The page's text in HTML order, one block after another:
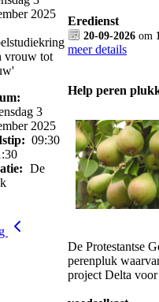
2025
vrouw tot
3
2025
09:30
De
Eredienst
20-09-2026 om
meer details
Help peren
De Protestantse
perenpluk
project Delta